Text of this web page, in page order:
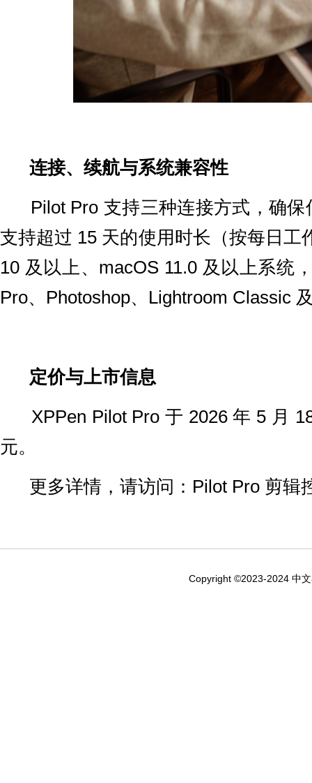
连接、续航与系统兼容性
Pilot Pro 支持三种连接方式，确保
支持超过 15 天的使用时长（按每日
10 及以上、macOS 11.0 及以上系统
Pro、Photoshop、Lightroom Classic
定价与上市信息
XPPen Pilot Pro 于 2026 年 5 月
元。
更多详情，请访问：Pilot Pro 剪辑
Copyright ©2023-2024 中